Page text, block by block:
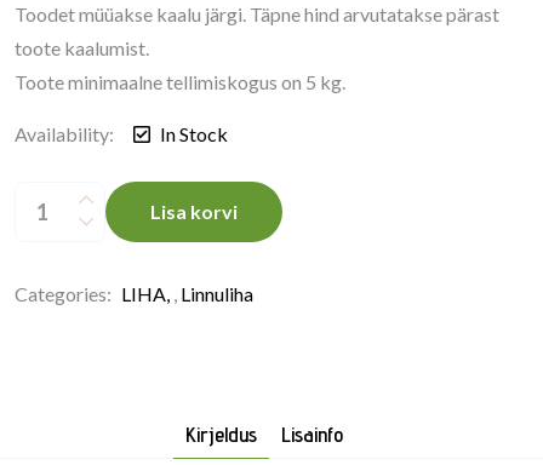
Toodet müüakse kaalu järgi. Täpne hind arvutatakse pärast
toote kaalumist.
Toote minimaalne tellimiskogus on 5 kg.
Availability: In Stock
5kg,
külmutatud
Lisa korvi
Categories: LIHA , Linnuliha
Kirjeldus Lisainfo